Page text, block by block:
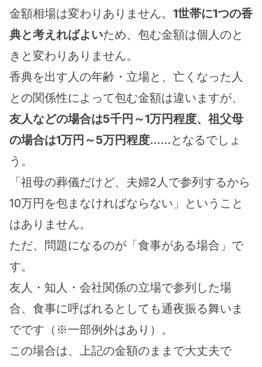
金額相場は変わりありません。 1世帯に1つの香
典と考えればよいため、包む金額は個人のと
きと変わりありません。
香典を出す人の年齢・立場と、亡くなった人
との関係性によって包む金額は違いますが、
友人などの場合は5千円～1万円程度、祖父母
の場合は1万円～5万円程度……となるでしょ
う。
「祖母の葬儀だけど、夫婦2人で参列するから
10万円を包まなければならない」ということ
はありません。
ただ、問題になるのが「食事がある場合」で
す。
友人・知人・会社関係の立場で参列した場
合、食事に呼ばれるとしても通夜振る舞いま
でです（※一部例外はあり）。
この場合は、上記の金額のままで大丈夫で